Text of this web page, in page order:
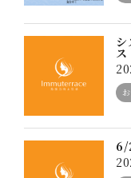
ス
6/